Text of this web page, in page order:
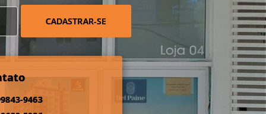
CADASTRAR-SE
9463